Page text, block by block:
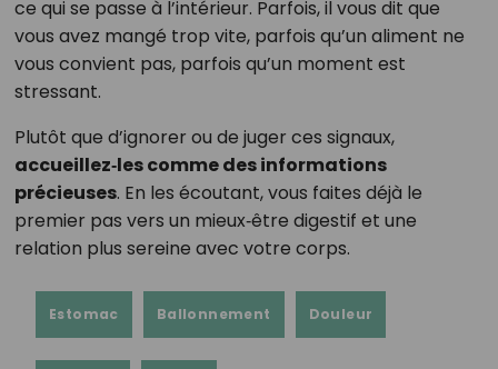
ce qui se passe à l’intérieur. Parfois, il vous dit que
vous avez mangé trop vite, parfois qu’un aliment ne
vous convient pas, parfois qu’un moment est
stressant.
Plutôt que d’ignorer ou de juger ces signaux,
accueillez‑les comme des informations
précieuses. En les écoutant, vous faites déjà le
premier pas vers un mieux‑être digestif et une
relation plus sereine avec votre corps.
Estomac Ballonnement Douleur